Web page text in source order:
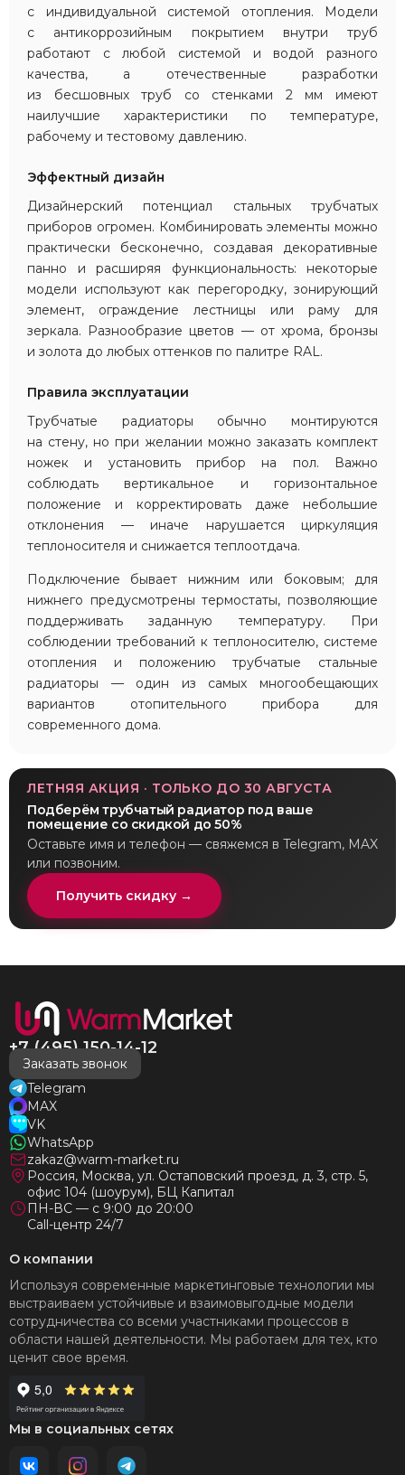
с индивидуальной системой отопления. Модели
с антикоррозийным покрытием внутри труб
работают с любой системой и водой разного
качества, а отечественные разработки
из бесшовных труб со стенками 2 мм имеют
наилучшие характеристики по температуре,
рабочему и тестовому давлению.
Эффектный дизайн
Дизайнерский потенциал стальных трубчатых
приборов огромен. Комбинировать элементы можно
практически бесконечно, создавая декоративные
панно и расширяя функциональность: некоторые
модели используют как перегородку, зонирующий
элемент, ограждение лестницы или раму для
зеркала. Разнообразие цветов — от хрома, бронзы
и золота до любых оттенков по палитре RAL.
Правила эксплуатации
Трубчатые радиаторы обычно монтируются
на стену, но при желании можно заказать комплект
ножек и установить прибор на пол. Важно
соблюдать вертикальное и горизонтальное
положение и корректировать даже небольшие
отклонения — иначе нарушается циркуляция
теплоносителя и снижается теплоотдача.
Подключение бывает нижним или боковым; для
нижнего предусмотрены термостаты, позволяющие
поддерживать заданную температуру. При
соблюдении требований к теплоносителю, системе
отопления и положению трубчатые стальные
радиаторы — один из самых многообещающих
вариантов отопительного прибора для
современного дома.
ЛЕТНЯЯ АКЦИЯ · ТОЛЬКО ДО 30 АВГУСТА
Подберём трубчатый радиатор под ваше
помещение со скидкой до 50%
Оставьте имя и телефон — свяжемся в Telegram, MAX
или позвоним.
Получить скидку →
+7 (495) 150-14-12
Заказать звонок
Telegram
MAX
VK
WhatsApp
zakaz@warm-market.ru
Россия, Москва, ул. Остаповский проезд, д. 3, стр. 5,
офис 104 (шоурум), БЦ Капитал
ПН-ВС — с 9:00 до 20:00
Call-центр 24/7
О компании
Используя современные маркетинговые технологии мы
выстраиваем устойчивые и взаимовыгодные модели
сотрудничества со всеми участниками процессов в
области нашей деятельности. Мы работаем для тех, кто
ценит свое время.
Мы в социальных сетях